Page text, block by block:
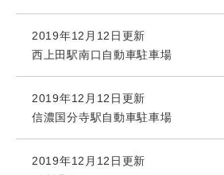
2019年12月12日更新
西上田駅南口自動車駐車場
2019年12月12日更新
信濃国分寺駅自動車駐車場
2019年12月12日更新